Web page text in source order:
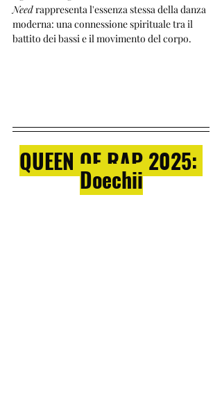
Need rappresenta l'essenza stessa della danza
moderna: una connessione spirituale tra il
battito dei bassi e il movimento del corpo.
QUEEN OF RAP 2025:
Doechii